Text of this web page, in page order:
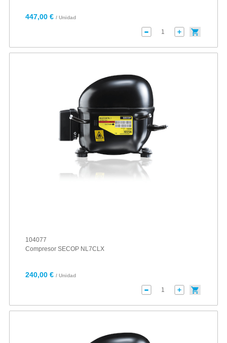
447,00 € / Unidad
104077
Compresor SECOP NL7CLX
240,00 € / Unidad